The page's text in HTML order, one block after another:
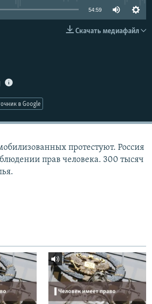
54:59
Скачать медиафайл
в Google
протестуют. Россия
прав человека. 300 тысяч